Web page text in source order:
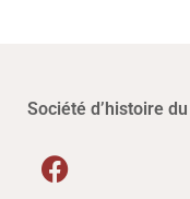
Société d’histoire